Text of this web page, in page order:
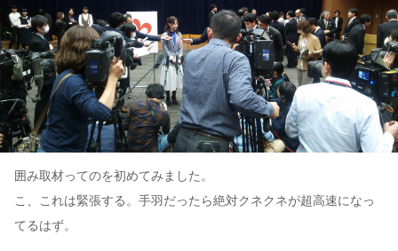
囲み取材ってのを初めてみました。
こ、これは緊張する。手羽だったら絶対クネクネが超高速になっ
てるはず。